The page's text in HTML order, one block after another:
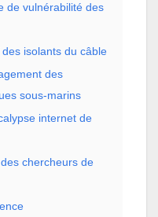
de vulnérabilité des
isolants du câble
des
sous-marins
internet de
chercheurs de